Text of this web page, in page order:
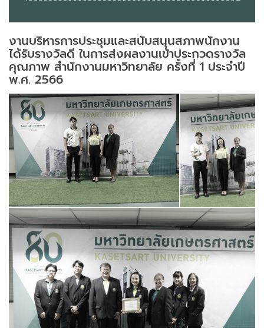
งานบริหารการประชุมและสนับสนุนสภาพนักงาน
ได้รับรางวัลดี ในการส่งผลงานเข้าประกวดรางวัล
คุณภาพ สำนักงานมหาวิทยาลัย ครั้งที่ 1 ประจำปี
พ.ศ. 2566